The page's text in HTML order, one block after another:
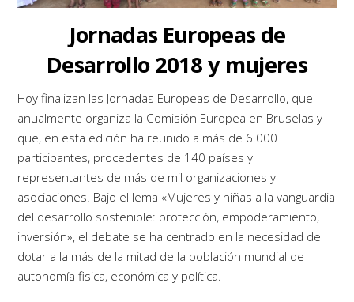
Jornadas Europeas de
Desarrollo 2018 y mujeres
Hoy finalizan las Jornadas Europeas de Desarrollo, que
anualmente organiza la Comisión Europea en Bruselas y
que, en esta edición ha reunido a más de 6.000
participantes, procedentes de 140 países y
representantes de más de mil organizaciones y
asociaciones. Bajo el lema «Mujeres y niñas a la vanguardia
del desarrollo sostenible: protección, empoderamiento,
inversión», el debate se ha centrado en la necesidad de
dotar a la más de la mitad de la población mundial de
autonomía fisica, económica y política.